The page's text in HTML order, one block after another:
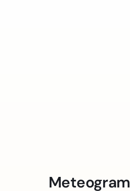
Meteogram